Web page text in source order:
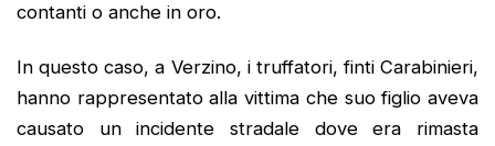
contanti o anche in oro.
In questo caso, a Verzino, i truffatori, finti Carabinieri,
hanno rappresentato alla vittima che suo figlio aveva
causato un incidente stradale dove era rimasta